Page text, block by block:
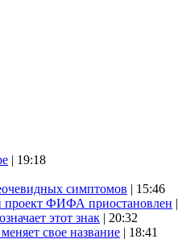
| 19:18
симптомов | 15:46
проект ФИФА приостановлен
этот знак | 20:32
свое название | 18:41